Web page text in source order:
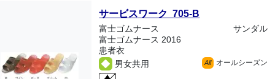
サービスワーク 705-B
富士ゴムナース
サンダル
富士ゴムナース 2016
患者衣
男女共用
All オールシーズン